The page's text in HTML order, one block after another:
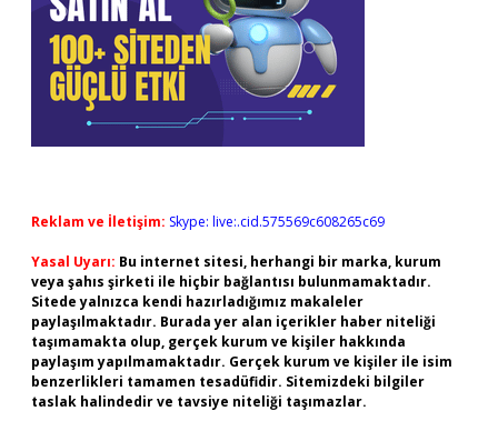
Reklam ve İletişim: Skype: live:.cid.575569c608265c69
Yasal Uyarı: Bu internet sitesi, herhangi bir marka, kurum
veya şahıs şirketi ile hiçbir bağlantısı bulunmamaktadır.
Sitede yalnızca kendi hazırladığımız makaleler
paylaşılmaktadır. Burada yer alan içerikler haber niteliği
taşımamakta olup, gerçek kurum ve kişiler hakkında
paylaşım yapılmamaktadır. Gerçek kurum ve kişiler ile isim
benzerlikleri tamamen tesadüfidir. Sitemizdeki bilgiler
taslak halindedir ve tavsiye niteliği taşımazlar.